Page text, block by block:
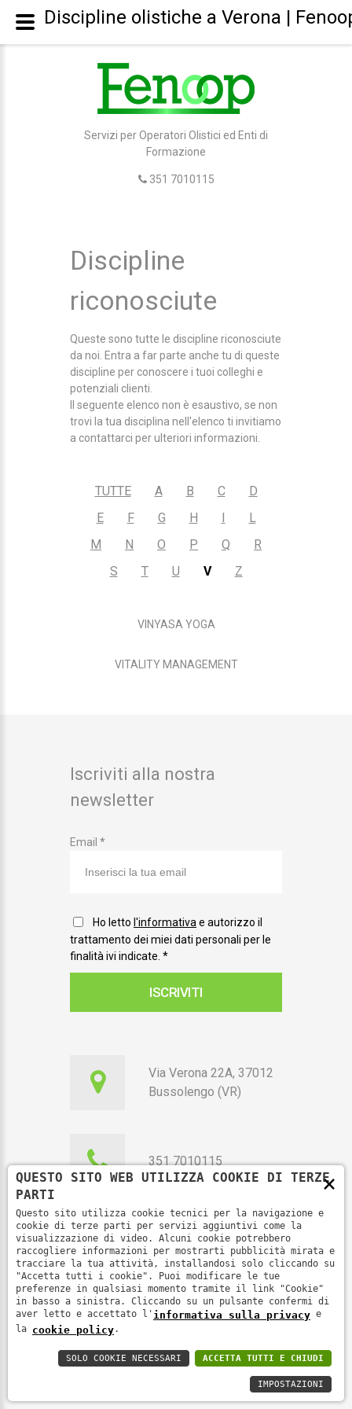
Servizi per Operatori Olistici ed Enti di
Formazione
351 7010115
Discipline
riconosciute
Queste sono tutte le discipline riconosciute
da noi. Entra a far parte anche tu di queste
discipline per conoscere i tuoi colleghi e
potenziali clienti.
Il seguente elenco non è esaustivo, se non
trovi la tua disciplina nell'elenco ti invitiamo
a contattarci per ulteriori informazioni.
TUTTE A B C
D
E
F G H I
L
M
N O P Q
R
S
T U V Z
VINYASA YOGA
VITALITY MANAGEMENT
Iscriviti alla nostra
newsletter
Email *
Ho letto l'informativa e autorizzo il
trattamento dei miei dati personali per le
finalità ivi indicate. *
ISCRIVITI
Via Verona 22A, 37012
Bussolengo (VR)
351 7010115
segreteria@fenoop.it
privacy
×
QUESTO SITO WEB UTILIZZA COOKIE DI TERZE
PARTI
Questo sito utilizza cookie tecnici per la navigazione e
cookie di terze parti per servizi aggiuntivi come la
visualizzazione di video. Alcuni cookie potrebbero
raccogliere informazioni per mostrarti pubblicità mirata e
tracciare la tua attività, installandosi solo cliccando su
"Accetta tutti i cookie". Puoi modificare le tue
preferenze in qualsiasi momento tramite il link "Cookie"
in basso a sinistra. Cliccando su un pulsante confermi di
aver letto e accettato l' informativa sulla privacy e
la cookie policy.
ACCETTA TUTTI E CHIUDI
SOLO COOKIE NECESSARI
IMPOSTAZIONI
Discipline olistiche a Verona |